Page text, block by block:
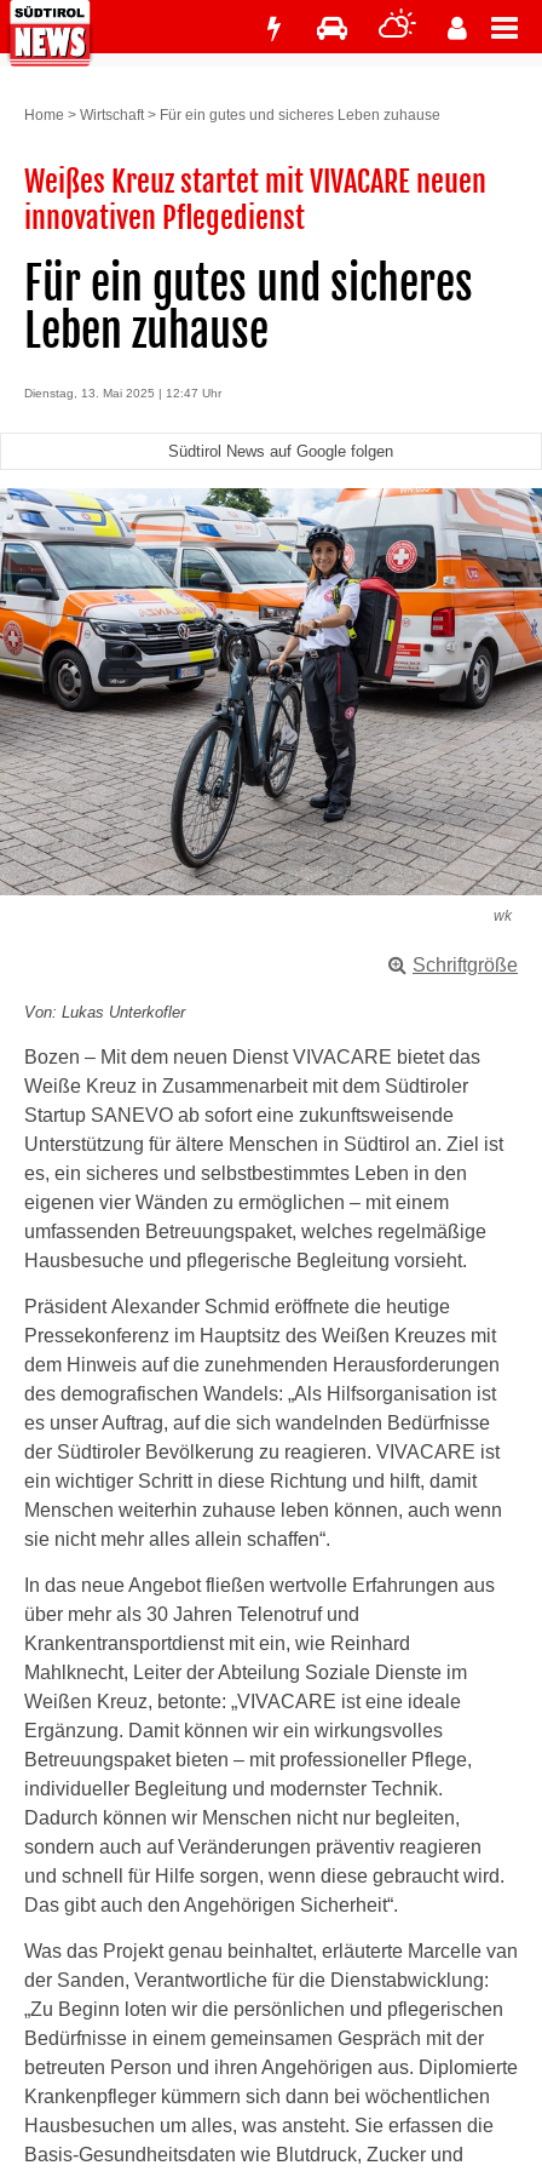
Home > Wirtschaft> Für ein gutes und sicheres Leben zuhause
Weißes Kreuz startet mit VIVACARE neuen
innovativen Pflegedienst
Für ein gutes und sicheres
Leben zuhause
Dienstag, 13. Mai 2025 | 12:47 Uhr
Südtirol News auf Google folgen
wk
Schriftgröße
Von: Lukas Unterkofler
Bozen – Mit dem neuen Dienst VIVACARE bietet das
Weiße Kreuz in Zusammenarbeit mit dem Südtiroler
Startup SANEVO ab sofort eine zukunftsweisende
Unterstützung für ältere Menschen in Südtirol an. Ziel ist
es, ein sicheres und selbstbestimmtes Leben in den
eigenen vier Wänden zu ermöglichen – mit einem
umfassenden Betreuungspaket, welches regelmäßige
Hausbesuche und pflegerische Begleitung vorsieht.
Präsident Alexander Schmid eröffnete die heutige
Pressekonferenz im Hauptsitz des Weißen Kreuzes mit
dem Hinweis auf die zunehmenden Herausforderungen
des demografischen Wandels: „Als Hilfsorganisation ist
es unser Auftrag, auf die sich wandelnden Bedürfnisse
der Südtiroler Bevölkerung zu reagieren. VIVACARE ist
ein wichtiger Schritt in diese Richtung und hilft, damit
Menschen weiterhin zuhause leben können, auch wenn
sie nicht mehr alles allein schaffen“.
In das neue Angebot fließen wertvolle Erfahrungen aus
über mehr als 30 Jahren Telenotruf und
Krankentransportdienst mit ein, wie Reinhard
Mahlknecht, Leiter der Abteilung Soziale Dienste im
Weißen Kreuz, betonte: „VIVACARE ist eine ideale
Ergänzung. Damit können wir ein wirkungsvolles
Betreuungspaket bieten – mit professioneller Pflege,
individueller Begleitung und modernster Technik.
Dadurch können wir Menschen nicht nur begleiten,
sondern auch auf Veränderungen präventiv reagieren
und schnell für Hilfe sorgen, wenn diese gebraucht wird.
Das gibt auch den Angehörigen Sicherheit“.
Was das Projekt genau beinhaltet, erläuterte Marcelle van
der Sanden, Verantwortliche für die Dienstabwicklung:
„Zu Beginn loten wir die persönlichen und pflegerischen
Bedürfnisse in einem gemeinsamen Gespräch mit der
betreuten Person und ihren Angehörigen aus. Diplomierte
Krankenpfleger kümmern sich dann bei wöchentlichen
Hausbesuchen um alles, was ansteht. Sie erfassen die
Basis-Gesundheitsdaten wie Blutdruck, Zucker und